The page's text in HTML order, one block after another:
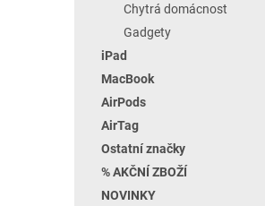
Chytrá domácnost
Gadgety
iPad
MacBook
AirPods
AirTag
Ostatní značky
% AKČNÍ ZBOŽÍ
NOVINKY